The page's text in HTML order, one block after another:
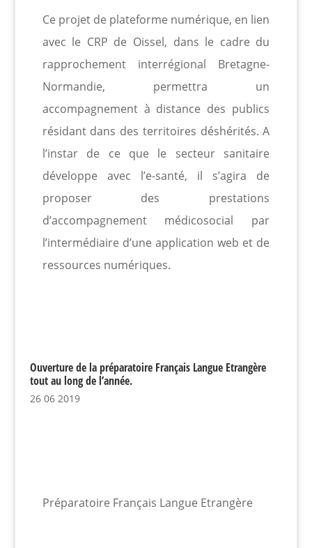
Ce projet de plateforme numérique, en lien
avec le CRP de Oissel, dans le cadre du
rapprochement interrégional Bretagne-
Normandie, permettra un
accompagnement à distance des publics
résidant dans des territoires déshérités. A
l’instar de ce que le secteur sanitaire
développe avec l’e-santé, il s’agira de
proposer des prestations
d’accompagnement médicosocial par
l’intermédiaire d’une application web et de
ressources numériques.
Ouverture de la préparatoire Français Langue Etrangère
tout au long de l’année.
26 06 2019
Préparatoire Français Langue Etrangère